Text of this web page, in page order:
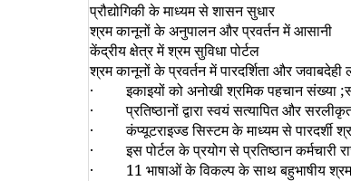
प्रौद्योगिकी के माध्यम से शासन सुधार
श्रम कानूनों के अनुपालन और प्रवर्तन में आसानी
केंद्रीय क्षेत्र में श्रम सुविधा पोर्टल
श्रम कानूनों के प्रवर्तन में पारदर्शिता और
·इकाइयों को अनोखी श्रमिक पहचान संख्या ;
·प्रतिष्ठानों द्वारा स्वयं सत्यापित और
·कंप्यूटराइज्ड सिस्टम के माध्यम से पारदर्शी
·इस पोर्टल के प्रयोग से प्रतिष्ठान
· 11 भाषाओं के विकल्प के साथ बहुभाषीय श्रम